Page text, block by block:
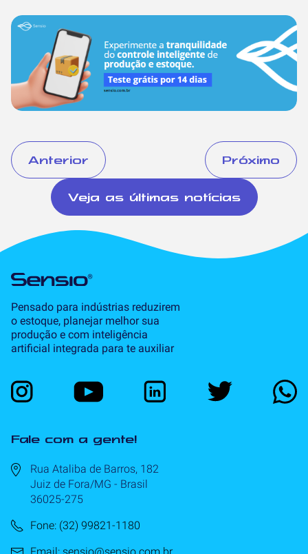
Anterior Próximo
Veja as últimas notícias
Pensado para indústrias reduzirem
o estoque, planejar melhor sua
produção e com inteligência
artificial integrada para te auxiliar
Fale com a gente!
Rua Ataliba de Barros, 182
Juiz de Fora/MG - Brasil
36025-275
Fone: (32) 99821-1180